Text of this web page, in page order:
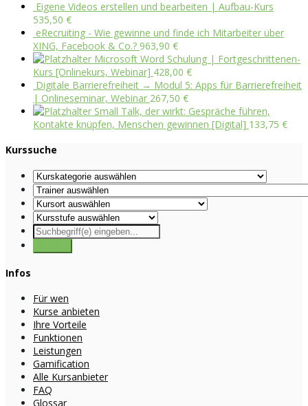
Eigene Videos erstellen und bearbeiten | Aufbau-Kurs
535,50 €
eRecruiting - Wie gewinne und finde ich Mitarbeiter über
XING, Facebook & Co.? 963,90 €
Microsoft Word Schulung | Fortgeschrittenen-
Kurs [Onlinekurs, Webinar] 428,00 €
Digitale Barrierefreiheit → Modul 5: Apps für Barrierefreiheit
| Onlineseminar, Webinar 267,50 €
Small Talk, der wirkt: Gespräche führen,
Kontakte knüpfen, Menschen gewinnen [Digital] 133,75 €
Kurssuche
Infos
Für wen
Kurse anbieten
Ihre Vorteile
Funktionen
Leistungen
Gamification
Alle Kursanbieter
FAQ
Glossar